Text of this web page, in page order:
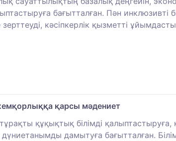
бағытталған. Пән
кәсіпкерлік қызметті
қарсы мәдениет
құқықтық білімді
дамытуға бағытталған.